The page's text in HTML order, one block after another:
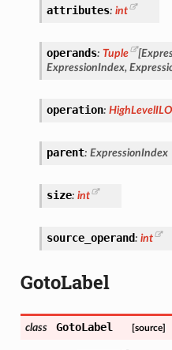
attributes: int
operands: Tuple [
ExpressionIndex,
operation:
parent: ExpressionIndex
size: int
source_operand: int
GotoLabel
class GotoLabel [source]